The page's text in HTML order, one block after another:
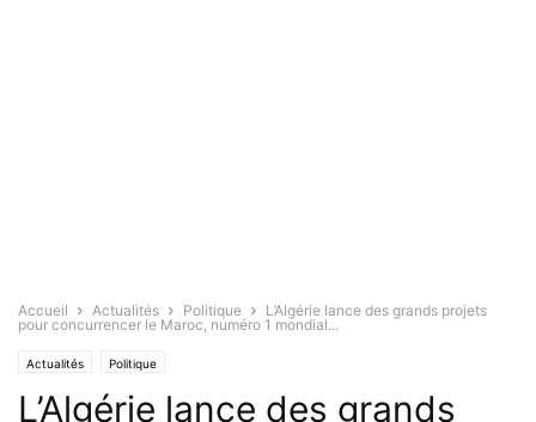
Accueil Actualités Politique
L’Algérie lance des grands projets
pour concurrencer le Maroc, numéro 1 mondial...
Actualités Politique
L’Algérie lance des grands